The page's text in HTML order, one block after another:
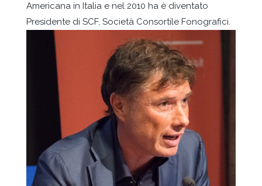
Americana in Italia e nel 2010 ha è diventato
Presidente di SCF, Società Consortile Fonografici.